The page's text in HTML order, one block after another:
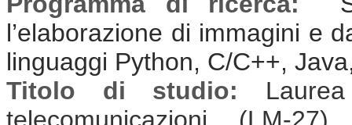
l’elaborazione di immagini e
linguaggi Python, C/C++,
Titolo di studio: